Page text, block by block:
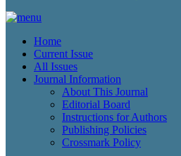
Home
Current Issue
All Issues
Journal Information
About This Journal
Editorial Board
Instructions for Authors
Publishing Policies
Crossmark Policy